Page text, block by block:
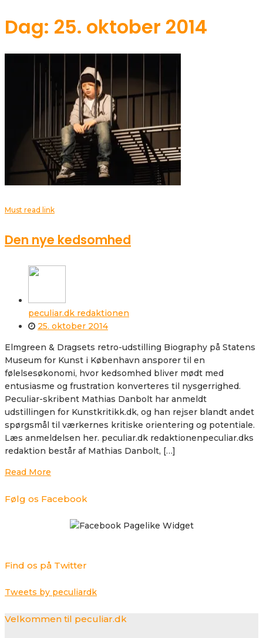
Dag: 25. oktober 2014
Must read link
Den nye kedsomhed
peculiar.dk redaktionen
25. oktober 2014
Elmgreen & Dragsets retro-udstilling Biography på Statens
Museum for Kunst i København ansporer til en
følelsesøkonomi, hvor kedsomhed bliver mødt med
entusiasme og frustration konverteres til nysgerrighed.
Peculiar-skribent Mathias Danbolt har anmeldt
udstillingen for Kunstkritikk.dk, og han rejser blandt andet
spørgsmål til værkernes kritiske orientering og potentiale.
Læs anmeldelsen her. peculiar.dk redaktionenpeculiar.dks
redaktion består af Mathias Danbolt, […]
Read More
Følg os Facebook
Find os på Twitter
Tweets by peculiardk
Velkommen til peculiar.dk